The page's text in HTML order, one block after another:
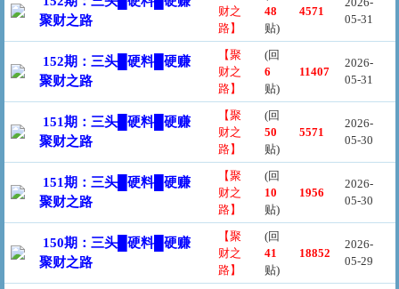
聚财之路
财之
路】
48
贴)
4571
05-31
152期：三头█硬料█硬赚
聚财之路
【聚
财之
路】
(回
6
贴)
11407
2026-
05-31
151期：三头█硬料█硬赚
聚财之路
【聚
财之
路】
(回
50
贴)
5571
2026-
05-30
151期：三头█硬料█硬赚
聚财之路
【聚
财之
路】
(回
10
贴)
1956
2026-
05-30
150期：三头█硬料█硬赚
聚财之路
【聚
财之
路】
(回
41
贴)
18852
2026-
05-29